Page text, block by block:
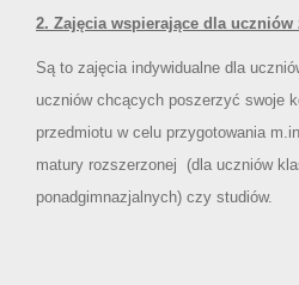
2. Zajęcia wspierające dla uczniów
Są to zajęcia indywidualne dla
uczniów chcących poszerzyć swoje
przedmiotu w celu przygotowania
matury rozszerzonej (dla uczniów
ponadgimnazjalnych) czy studiów.